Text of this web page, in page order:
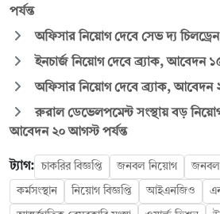
পর্যন্ত
অফিসার নিয়োগ দেবে সেভ দ্য
ইনচার্জ নিয়োগ দেবে ব্র্যাক, আবেদন
অফিসার নিয়োগ দেবে ব্র্যাক, আবেদন
রুরাল ডেভেলপমেন্ট সংস্থায় বড়
আবেদন ২০ আগস্ট পর্যন্ত
ট্যাগ: চাকরির বিজ্ঞপ্তি জনবল নিয়োগ জনবল
কর্মসংস্থান নিয়োগ বিজ্ঞপ্তি আইএনজিও